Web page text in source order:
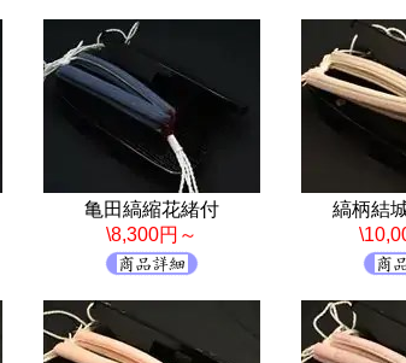
亀田縞縮花緒付
\8,300円～
縞柄結